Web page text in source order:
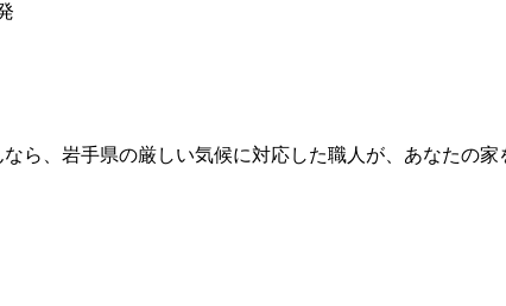
、岩手県の厳しい気候に対応した職人が、あなたの